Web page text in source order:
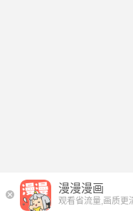
漫漫漫画
观看省流量,画质更